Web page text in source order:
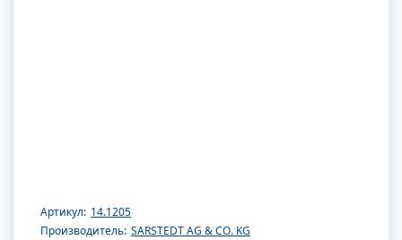
Артикул: 14.1205
Производитель: SARSTEDT AG & CO. KG